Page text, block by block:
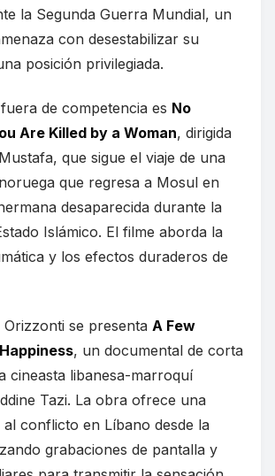
la Segunda Guerra Mundial, un
con desestabilizar su
posición privilegiada.
de competencia es No
Are Killed by a Woman, dirigida
que sigue el viaje de una
que regresa a Mosul en
desaparecida durante la
Islámico. El filme aborda la
y los efectos duraderos de
Orizzonti se presenta A Few
, un documental de corta
cineasta libanesa-marroquí
Tazi. La obra ofrece una
al conflicto en Líbano desde la
grabaciones de pantalla y